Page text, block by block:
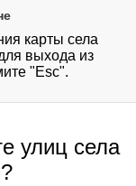
карты села
выхода из
"Esc".
улиц села